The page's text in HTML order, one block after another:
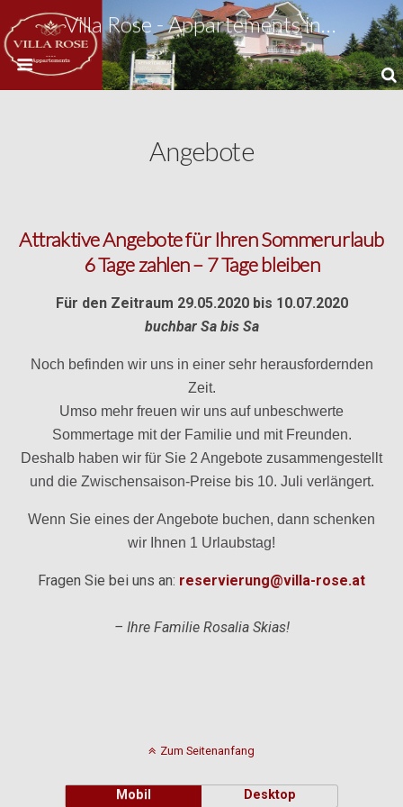
Villa Rose - Appartements in St. Kanzian am Klopeiner See
Angebote
Attraktive Angebote für Ihren Sommerurlaub
6 Tage zahlen – 7 Tage bleiben
Für den Zeitraum 29.05.2020 bis 10.07.2020
buchbar Sa bis Sa
Noch befinden wir uns in einer sehr herausfordernden
Zeit.
Umso mehr freuen wir uns auf unbeschwerte
Sommertage mit der Familie und mit Freunden.
Deshalb haben wir für Sie 2 Angebote zusammengestellt
und die Zwischensaison-Preise bis 10. Juli verlängert.
Wenn Sie eines der Angebote buchen, dann schenken
wir Ihnen 1 Urlaubstag!
Fragen Sie bei uns an: reservierung@villa-rose.at
– Ihre Familie Rosalia Skias!
Zum Seitenanfang
Mobil Desktop